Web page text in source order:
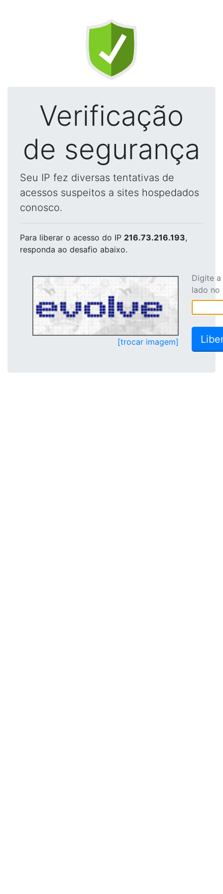
Verificação
de segurança
Seu IP fez diversas tentativas de
acessos suspeitos a sites hospedados
conosco.
Para liberar o acesso do IP 216.73.216.193,
responda ao desafio abaixo.
[trocar imagem]
Digite
lado no